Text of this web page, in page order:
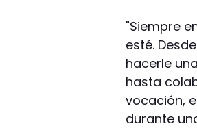
"Siempre
esté.
hacerle
hasta
vocación,
durante